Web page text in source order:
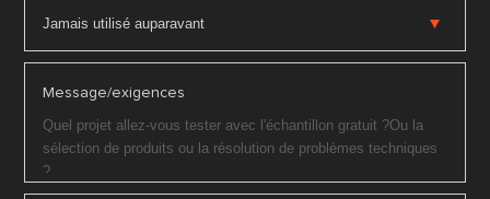
Message/exigences